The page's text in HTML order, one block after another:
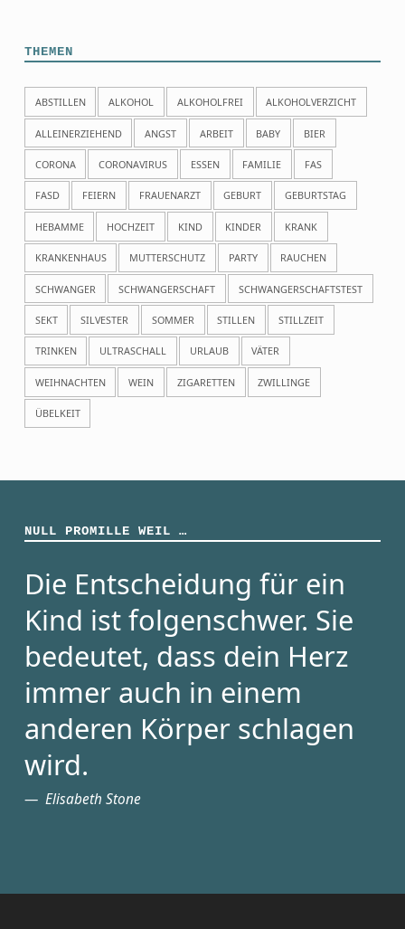
THEMEN
ABSTILLEN ALKOHOL ALKOHOLFREI ALKOHOLVERZICHT
ALLEINERZIEHEND ANGST ARBEIT BABY BIER
CORONA CORONAVIRUS ESSEN FAMILIE FAS
FASD FEIERN FRAUENARZT GEBURT GEBURTSTAG
HEBAMME HOCHZEIT KIND KINDER KRANK
KRANKENHAUS MUTTERSCHUTZ PARTY RAUCHEN
SCHWANGER SCHWANGERSCHAFT SCHWANGERSCHAFTSTEST
SEKT SILVESTER SOMMER STILLEN STILLZEIT
TRINKEN ULTRASCHALL URLAUB VÄTER
WEIHNACHTEN WEIN ZIGARETTEN ZWILLINGE
ÜBELKEIT
NULL PROMILLE WEIL …
Die Entscheidung für ein
Kind ist folgenschwer. Sie
bedeutet, dass dein Herz
immer auch in einem
anderen Körper schlagen
wird.
Elisabeth Stone